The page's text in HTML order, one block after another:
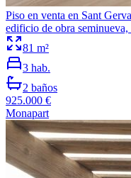
Piso en venta en Sant
edificio de obra seminueva,
81 m²
3 hab.
2 baños
925.000 €
Monapart